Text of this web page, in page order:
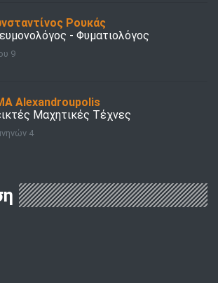
Ρουκάς
- Φυματιολόγος
9
Alexandroupolis
Μαχητικές Τέχνες
4